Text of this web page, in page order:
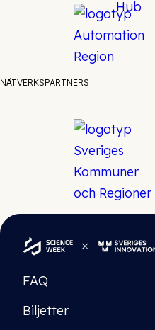
NÄTVERKSPARTNERS
FAQ
Biljetter